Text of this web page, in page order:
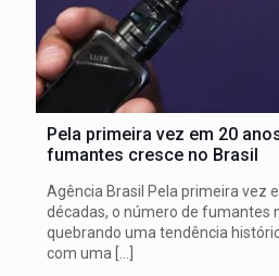
Pela primeira vez em 20
fumantes cresce no Brasil
Agência Brasil Pela primeira vez
décadas, o número de fumantes
quebrando uma tendência
com uma […]